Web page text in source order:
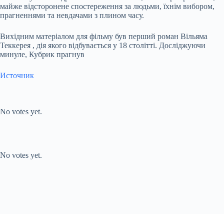
майже відсторонене спостереження за людьми, їхнім вибором,
прагненнями та невдачами з плином часу.
Вихідним матеріалом для фільму був перший роман Вільяма
Теккерея , дія якого відбувається у 18 столітті. Досліджуючи
минуле, Кубрик прагнув
Источник
No votes yet.
No votes yet.